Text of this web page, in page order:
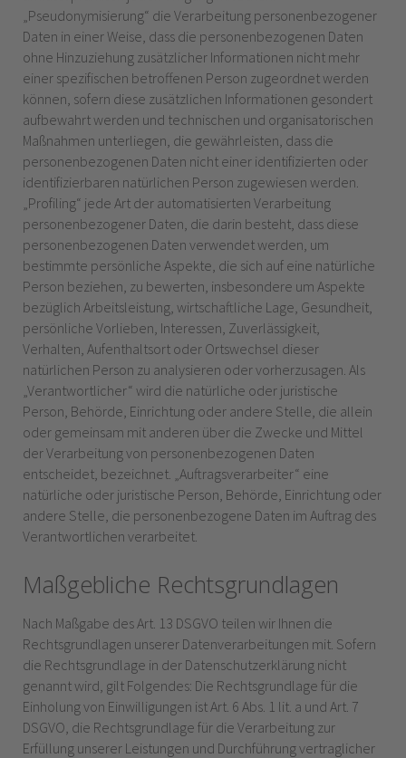
„Pseudonymisierung“ die Verarbeitung personenbezogener
Daten in einer Weise, dass die personenbezogenen Daten
ohne Hinzuziehung zusätzlicher Informationen nicht mehr
einer spezifischen betroffenen Person zugeordnet werden
können, sofern diese zusätzlichen Informationen gesondert
aufbewahrt werden und technischen und organisatorischen
Maßnahmen unterliegen, die gewährleisten, dass die
personenbezogenen Daten nicht einer identifizierten oder
identifizierbaren natürlichen Person zugewiesen werden.
„Profiling“ jede Art der automatisierten Verarbeitung
personenbezogener Daten, die darin besteht, dass diese
personenbezogenen Daten verwendet werden, um
bestimmte persönliche Aspekte, die sich auf eine natürliche
Person beziehen, zu bewerten, insbesondere um Aspekte
bezüglich Arbeitsleistung, wirtschaftliche Lage, Gesundheit,
persönliche Vorlieben, Interessen, Zuverlässigkeit,
Verhalten, Aufenthaltsort oder Ortswechsel dieser
natürlichen Person zu analysieren oder vorherzusagen. Als
„Verantwortlicher“ wird die natürliche oder juristische
Person, Behörde, Einrichtung oder andere Stelle, die allein
oder gemeinsam mit anderen über die Zwecke und Mittel
der Verarbeitung von personenbezogenen Daten
entscheidet, bezeichnet. „Auftragsverarbeiter“ eine
natürliche oder juristische Person, Behörde, Einrichtung oder
andere Stelle, die personenbezogene Daten im Auftrag des
Verantwortlichen verarbeitet.
Maßgebliche Rechtsgrundlagen
Nach Maßgabe des Art. 13 DSGVO teilen wir Ihnen die
Rechtsgrundlagen unserer Datenverarbeitungen mit. Sofern
die Rechtsgrundlage in der Datenschutzerklärung nicht
genannt wird, gilt Folgendes: Die Rechtsgrundlage für die
Einholung von Einwilligungen ist Art. 6 Abs. 1 lit. a und Art. 7
DSGVO, die Rechtsgrundlage für die Verarbeitung zur
Erfüllung unserer Leistungen und Durchführung vertraglicher